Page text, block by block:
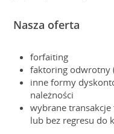
Nasza oferta
forfaiting
faktoring odwrotny
inne formy
należności
wybrane
lub bez regresu do